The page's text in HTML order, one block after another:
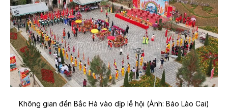
Không gian đền Bắc Hà vào dịp lễ hội (Ảnh: Báo Lào Cai)